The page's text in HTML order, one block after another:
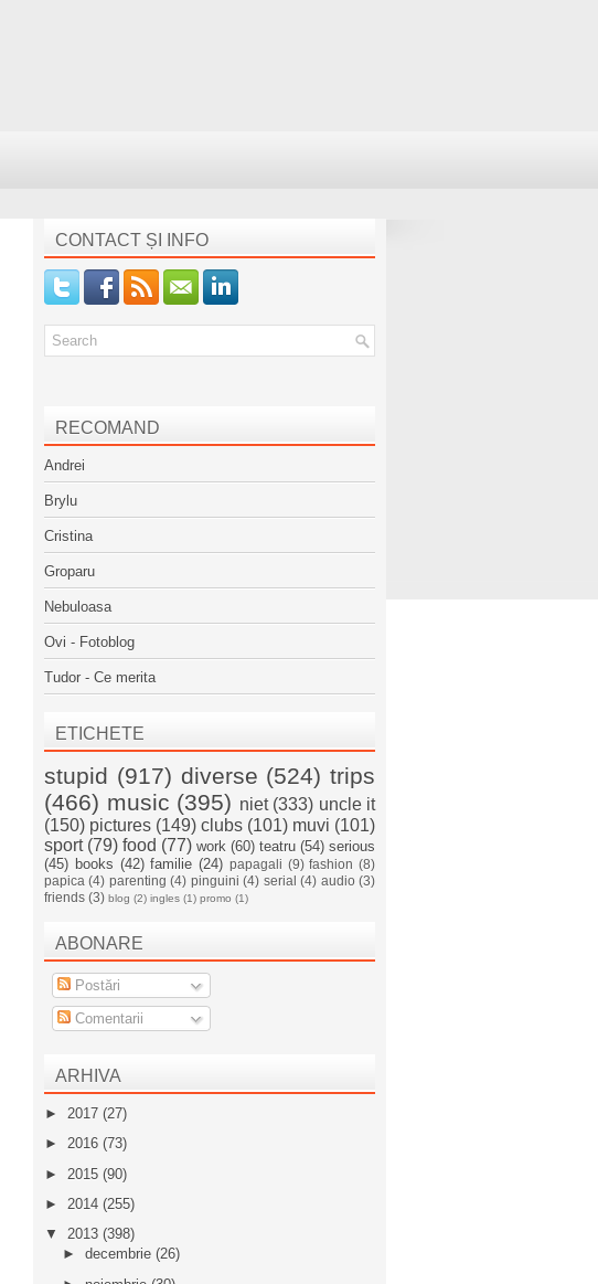
CONTACT ȘI INFO
RECOMAND
Andrei
Brylu
Cristina
Groparu
Nebuloasa
Ovi - Fotoblog
Tudor - Ce merita
ETICHETE
stupid (917) diverse (524) trips
(466) music (395) niet (333) uncle it
(150) pictures (149) clubs (101) muvi (101)
sport (79) food (77) work (60) teatru (54) serious
(45) books (42) familie (24) papagali (9) fashion (8)
papica (4) parenting (4) pinguini (4) serial (4) audio (3)
friends (3) blog (2) ingles (1) promo (1)
ABONARE
Postări
Comentarii
ARHIVA
► 2017 (27)
► 2016 (73)
► 2015 (90)
► 2014 (255)
▼ 2013 (398)
► decembrie (26)